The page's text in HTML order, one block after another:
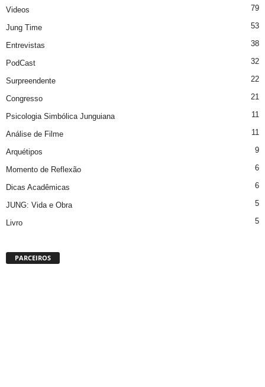
Videos 79
Jung Time 53
Entrevistas 38
PodCast 32
Surpreendente 22
Congresso 21
Psicologia Simbólica Junguiana 11
Análise de Filme 11
Arquétipos 9
Momento de Reflexão 6
Dicas Acadêmicas 6
JUNG: Vida e Obra 5
Livro 5
PARCEIROS